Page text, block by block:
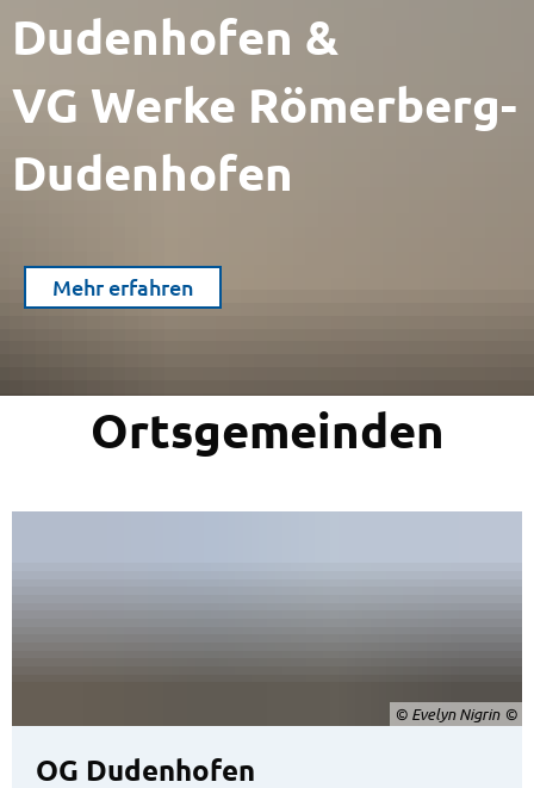
Dudenhofen &
VG Werke Römerberg-
Dudenhofen
Mehr erfahren
Ortsgemeinden
© Evelyn Nigrin
OG Dudenhofen